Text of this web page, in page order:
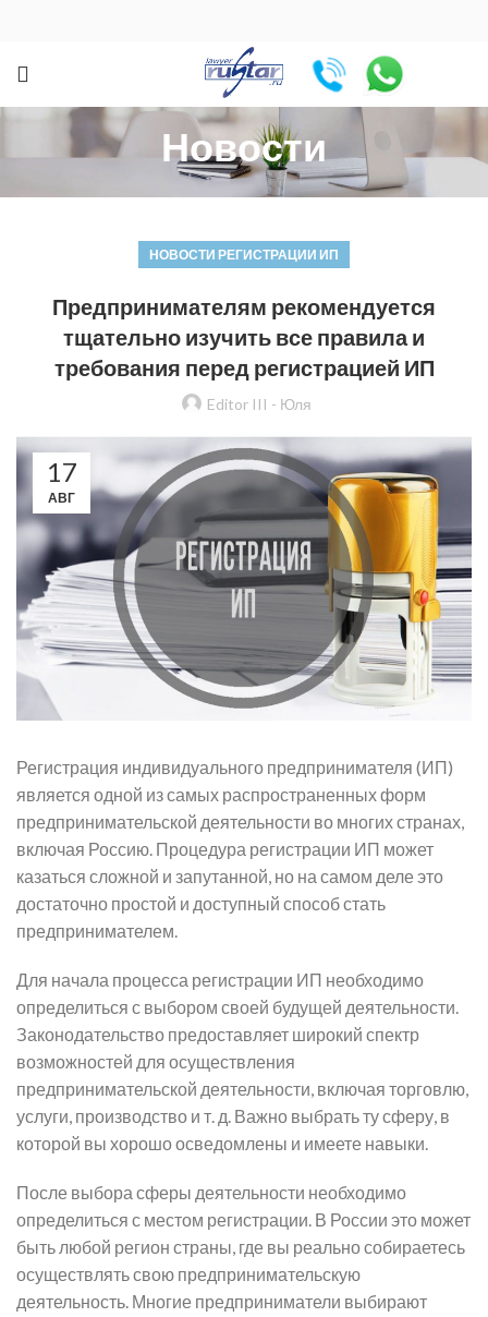
Новости
НОВОСТИ РЕГИСТРАЦИИ ИП
Предпринимателям рекомендуется
тщательно изучить все правила и
требования перед регистрацией ИП
Editor III - Юля
17
АВГ
Регистрация индивидуального предпринимателя (ИП)
является одной из самых распространенных форм
предпринимательской деятельности во многих странах,
включая Россию. Процедура регистрации ИП может
казаться сложной и запутанной, но на самом деле это
достаточно простой и доступный способ стать
предпринимателем.
Для начала процесса регистрации ИП необходимо
определиться с выбором своей будущей деятельности.
Законодательство предоставляет широкий спектр
возможностей для осуществления
предпринимательской деятельности, включая торговлю,
услуги, производство и т. д. Важно выбрать ту сферу, в
которой вы хорошо осведомлены и имеете навыки.
После выбора сферы деятельности необходимо
определиться с местом регистрации. В России это может
быть любой регион страны, где вы реально собираетесь
осуществлять свою предпринимательскую
деятельность. Многие предприниматели выбирают